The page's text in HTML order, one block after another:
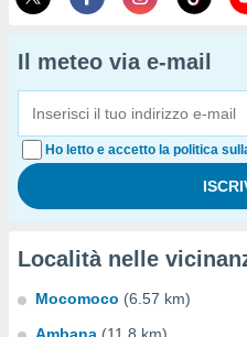
Il meteo via e-mail
Ho letto e accetto la politica
Località nelle
Mocomoco (6.57 km)